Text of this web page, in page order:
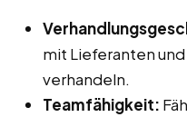
mit Lieferanten
verhandeln.
Teamfähigkeit: